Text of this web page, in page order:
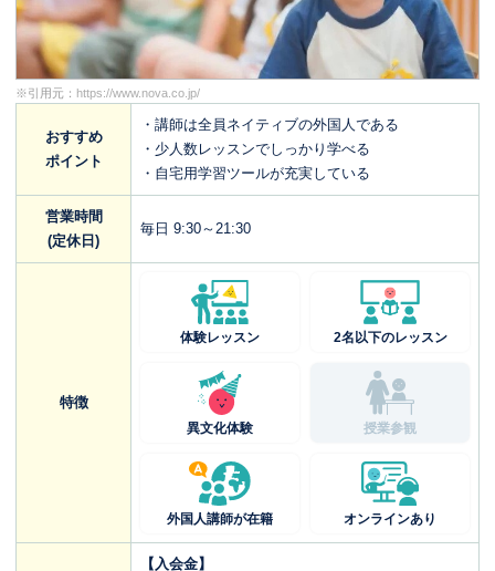
※引用元： https://www.nova.co.jp/
おすすめ
ポイント
・講師は全員ネイティブの外国人である
・少人数レッスンでしっかり学べる
・自宅用学習ツールが充実している
営業時間
(定休日)
毎日 9:30～21:30
特徴
体験レッスン 2名以下のレッスン
異文化体験 授業参観
外国人講師が在籍 オンラインあり
【入会金】